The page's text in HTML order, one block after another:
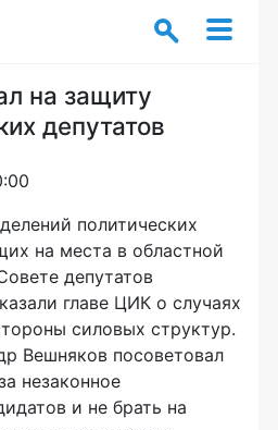
на защиту
депутатов
политических
на места в областной
депутатов
главе ЦИК о случаях
силовых структур.
Вешняков посоветовал
незаконное
и не брать на